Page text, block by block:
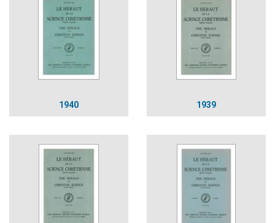
1940 1939